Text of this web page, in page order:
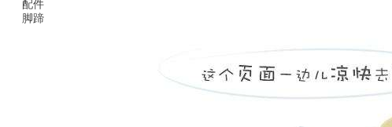
配件
脚蹄